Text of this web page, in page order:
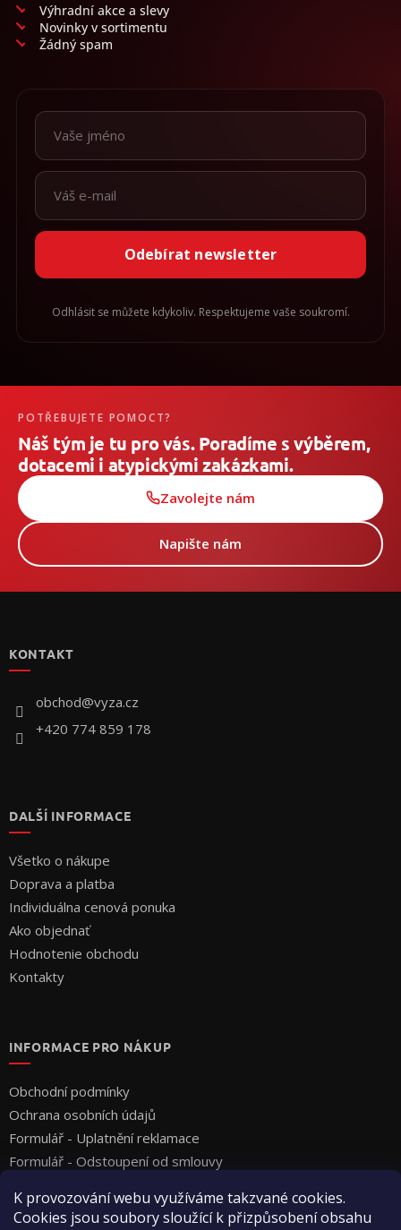
K provozování webu využíváme takzvané cookies.
Cookies jsou soubory sloužící k přizpůsobení obsahu
Výhradní akce a slevy
Novinky v sortimentu
Žádný spam
Odebírat newsletter
Odhlásit se můžete kdykoliv. Respektujeme vaše soukromí.
POTŘEBUJETE POMOCT?
Náš tým je tu pro vás. Poradíme s výběrem,
dotacemi i atypickými zakázkami.
Zavolejte nám
Napište nám
KONTAKT
obchod@vyza.cz
+420 774 859 178
DALŠÍ INFORMACE
Všetko o nákupe
Doprava a platba
Individuálna cenová ponuka
Ako objednať
Hodnotenie obchodu
Kontakty
INFORMACE PRO NÁKUP
Obchodní podmínky
Ochrana osobních údajů
Formulář - Uplatnění reklamace
Formulář - Odstoupení od smlouvy